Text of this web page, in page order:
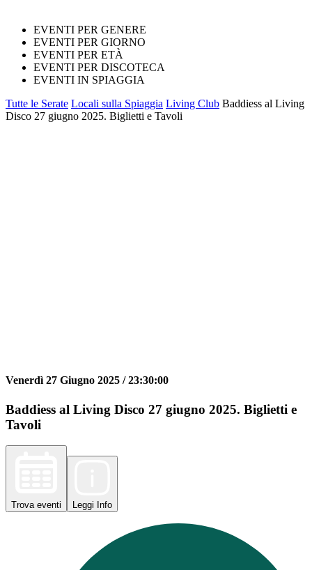
EVENTI PER GENERE
EVENTI PER GIORNO
EVENTI PER ETÀ
EVENTI PER DISCOTECA
EVENTI IN SPIAGGIA
Tutte le Serate Locali sulla Spiaggia Living Club Baddiess al Living
Disco 27 giugno 2025. Biglietti e Tavoli
Venerdì 27 Giugno 2025 /23:30:00
Baddiess al Living Disco 27 giugno 2025. Biglietti e
Tavoli
Trova eventi Leggi Info